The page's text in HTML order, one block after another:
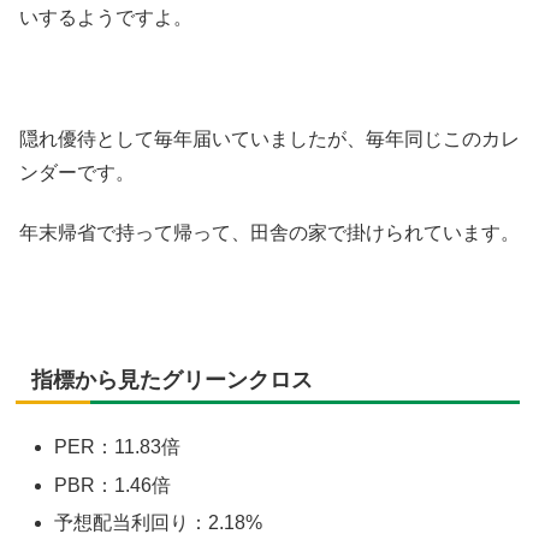
いするようですよ。
隠れ優待として毎年届いていましたが、毎年同じこのカレ
ンダーです。
年末帰省で持って帰って、田舎の家で掛けられています。
指標から見たグリーンクロス
PER：11.83倍
PBR：1.46倍
予想配当利回り：2.18%